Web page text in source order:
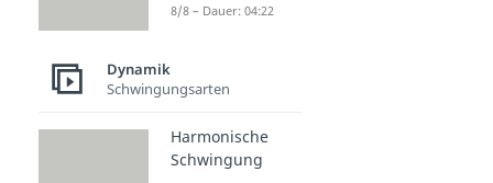
8/8 – Dauer: 04:22
Dynamik
Schwingungsarten
Harmonische
Schwingung